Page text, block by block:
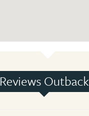
Reviews Outback